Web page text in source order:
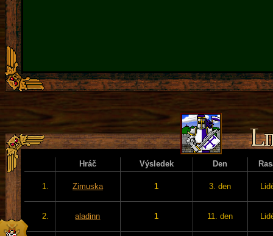
Hráč Výsledek Den
1. Zimuska 1 3. den
2. aladinn 1 11. den